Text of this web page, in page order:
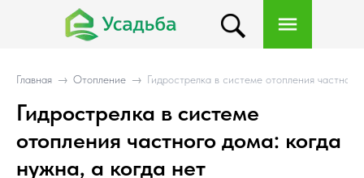
Главная → Отопление → Гидрострелка в системе отопления
Гидрострелка в системе
отопления частного дома: когда
нужна, а когда нет